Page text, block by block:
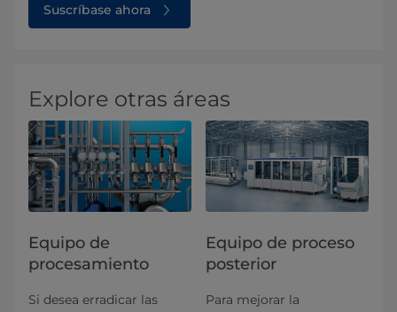
Suscríbase ahora
Explore otras áreas
Equipo de
procesamiento
Si desea erradicar las
Equipo de proceso
posterior
Para mejorar la